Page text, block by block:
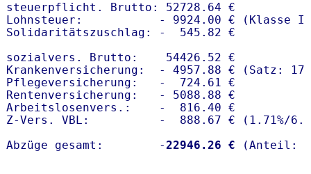
steuerpflicht. Brutto: 52728.64 €
Lohnsteuer:           - 9924.00 € (Klasse I)
Solidaritätszuschlag: -  545.82 €
sozialvers. Brutto:    54426.52 €
Krankenversicherung:  - 4957.88 € (Satz:
Pflegeversicherung:   -  724.61 €
Rentenversicherung:   - 5088.88 €
Arbeitslosenvers.:    -  816.40 €
Z-Vers. VBL:          -  888.67 € ( 1.71%/
Abzüge gesamt:        -22946.26 €